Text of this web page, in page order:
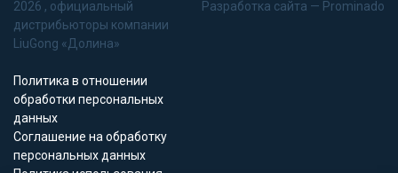
2026 , официальный
дистрибьюторы компании
LiuGong «Долина»
Политика в отношении
обработки персональных
данных
Соглашение на обработку
персональных данных
Разработка сайта — Prominado